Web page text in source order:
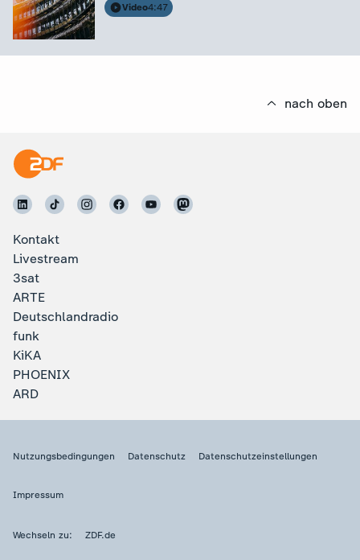
Video4:47
nach oben
Kontakt
Livestream
3sat
ARTE
Deutschlandradio
funk
KiKA
PHOENIX
ARD
Nutzungsbedingungen Datenschutz Datenschutzeinstellungen
Impressum
Wechseln zu: ZDF.de